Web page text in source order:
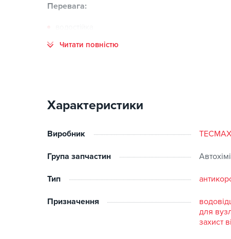
Перевага:
термостійка
Читати повністю
Характеристики
Виробник
Група запчастин
Тип
Призначення
для
захист